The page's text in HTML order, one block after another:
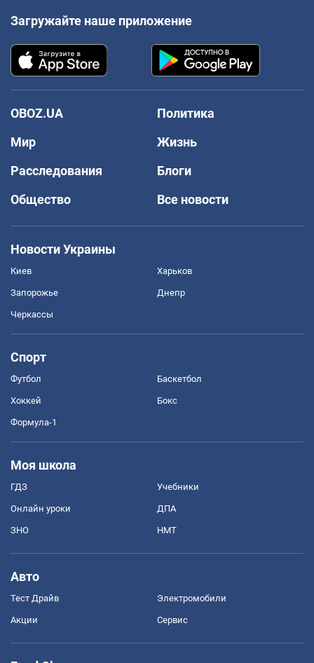
Загружайте наше приложение
OBOZ.UA
Политика
Мир
Жизнь
Расследования
Блоги
Общество
Все новости
Новости Украины
Киев Харьков
Запорожье Днепр
Черкассы
Спорт
Футбол Баскетбол
Хоккей Бокс
Формула-1
Моя школа
ГДЗ Учебники
Онлайн уроки ДПА
ЗНО НМТ
Авто
Тест Драйв Электромобили
Акции Сервис